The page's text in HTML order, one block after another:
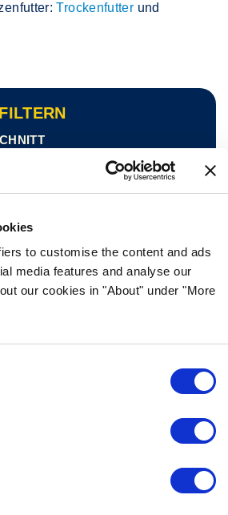
to customise the content and ads
media features and analyse our
our cookies in "About" under "More
Trockenfutter und